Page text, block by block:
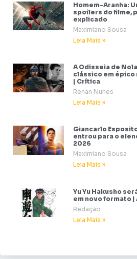
Homem-Aranha:
spoilers do filme,
explicado
Maximiano Sousa
Leia Mais »
A Odisseia de
clássico em épico
| Crítica
Renan Nunes
Leia Mais »
Giancarlo
entrou para o
2026
Maximiano Sousa
Leia Mais »
Yu Yu Hakusho
em novo formato |
Redação
Leia Mais »